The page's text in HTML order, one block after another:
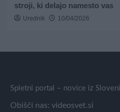
stroji, ki delajo namesto vas
Urednik 10/04/2026
Spletni portal – novice iz
Obišči nas: videosvet.si